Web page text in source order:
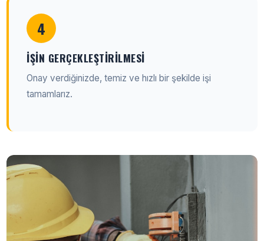
4
İŞIN GERÇEKLEŞTIRILMESI
Onay verdiğinizde, temiz ve hızlı bir şekilde işi
tamamlarız.